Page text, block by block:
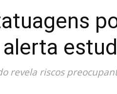
alerta
revela riscos